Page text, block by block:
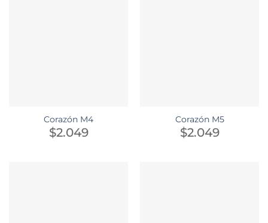
Corazón M4
$2.049
Corazón M5
$2.049